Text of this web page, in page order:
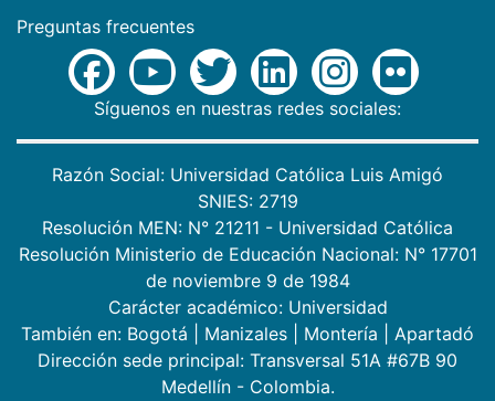
Preguntas frecuentes
Síguenos en nuestras redes sociales:
Razón Social: Universidad Católica Luis Amigó
SNIES: 2719
Resolución MEN: N° 21211 - Universidad Católica
Resolución Ministerio de Educación Nacional: N° 17701
de noviembre 9 de 1984
Carácter académico: Universidad
También en: Bogotá Manizales Montería
Apartadó
Dirección sede principal: Transversal 51A #67B 90
Medellín - Colombia.